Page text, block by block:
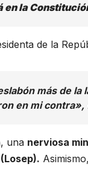
en la
de la
más de
en mi contra»,
una nerviosa